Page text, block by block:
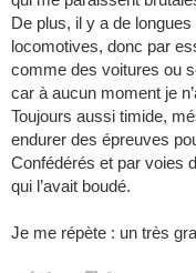
De plus, il y a de
locomotives, donc par
comme des voitures ou
car à aucun moment je
Toujours aussi timide,
endurer des épreuves
Confédérés et par voies
qui l’avait boudé.
Je me répète : un très